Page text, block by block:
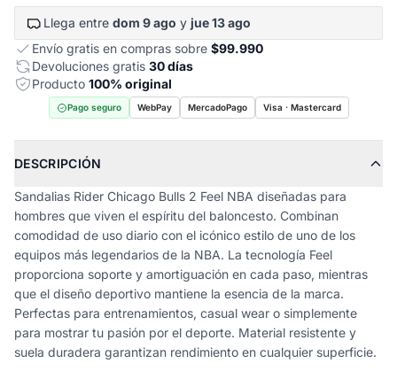
Llega entre dom 9 ago y jue 13 ago
Envío gratis en compras sobre $99.990
Devoluciones gratis 30 días
Producto 100% original
Pago seguro WebPay MercadoPago Visa · Mastercard
DESCRIPCIÓN
Sandalias Rider Chicago Bulls 2 Feel NBA diseñadas para
hombres que viven el espíritu del baloncesto. Combinan
comodidad de uso diario con el icónico estilo de uno de los
equipos más legendarios de la NBA. La tecnología Feel
proporciona soporte y amortiguación en cada paso, mientras
que el diseño deportivo mantiene la esencia de la marca.
Perfectas para entrenamientos, casual wear o simplemente
para mostrar tu pasión por el deporte. Material resistente y
suela duradera garantizan rendimiento en cualquier superficie.